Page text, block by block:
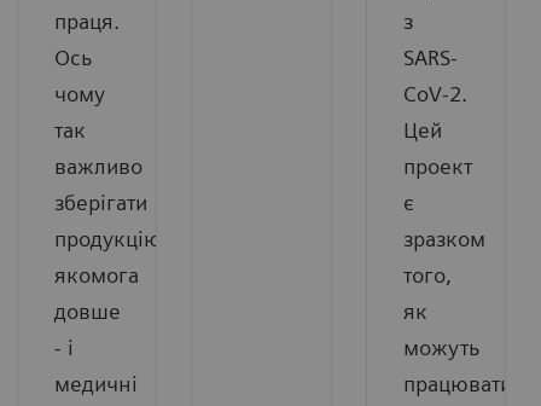
праця.
Ось
чому
так
важливо
зберігати
продукцію
якомога
довше
- і
медичні
з
SARS-
CoV-2.
Цей
проект
є
зразком
того,
як
можуть
працювати